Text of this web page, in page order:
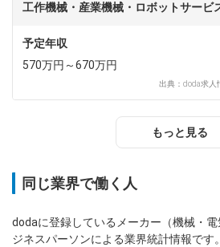
工作機械・産業機械・ロボットサービ
予定年収
570万円～670万円
出典：doda求
もっと見る
同じ業界で働く人
dodaに登録しているメーカー（機械・
ジネスパーソンによる業界統計情報です。